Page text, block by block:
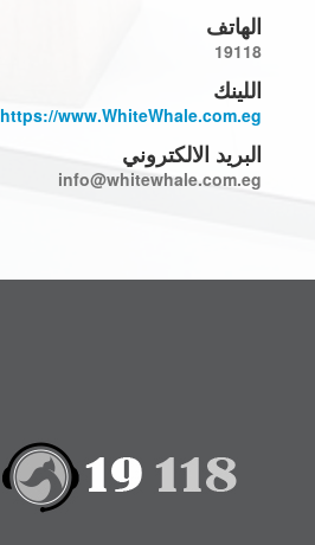
الهاتف
19118
اللينك
https://www.WhiteWhale.com.eg
البريد الالكتروني
info@whitewhale.com.eg